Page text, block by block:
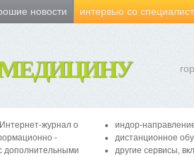
новости интервью со
журнал о
-
дополнительными
индор-
дистанционное
другие сервисы,